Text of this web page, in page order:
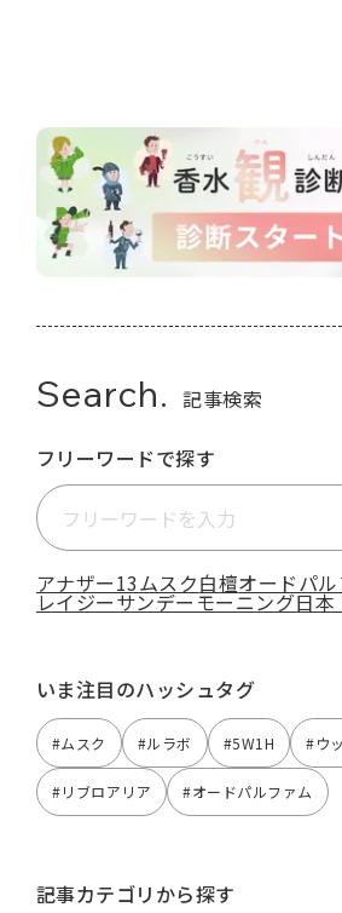
Search. 記事検索
フリーワードで探す
アナザー13ムスク白檀オードパ
レイジーサンデーモーニング日本
いま注目のハッシュタグ
#ムスク #ルラボ #5W1H #ウ
#リブロアリア #オードパルファム
記事カテゴリから探す